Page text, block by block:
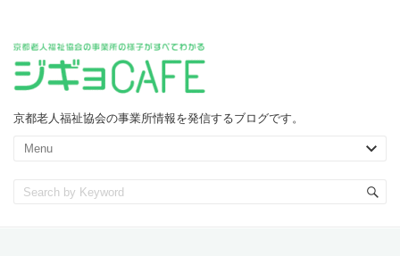
京都老人福祉協会の事業所情報を発信するブログです。